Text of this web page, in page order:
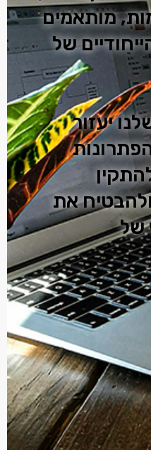
מותאמים
של
יעזור
את
של